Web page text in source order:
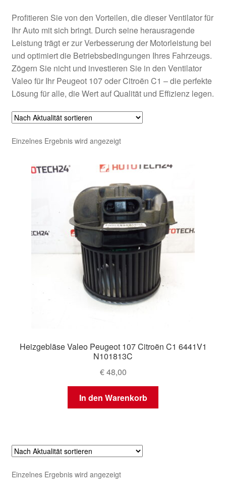
Zahlungen
Profitieren Sie von den Vorteilen, die dieser Ventilator für
Ihr Auto mit sich bringt. Durch seine herausragende
Leistung trägt er zur Verbesserung der Motorleistung bei
und optimiert die Betriebsbedingungen Ihres Fahrzeugs.
Zögern Sie nicht und investieren Sie in den Ventilator
Valeo für Ihr Peugeot 107 oder Citroën C1 – die perfekte
Lösung für alle, die Wert auf Qualität und Effizienz legen.
Einzelnes Ergebnis wird angezeigt
Heizgebläse Valeo Peugeot 107 Citroën C1 6441V1
N101813C
€48,00
In den Warenkorb
Einzelnes Ergebnis wird angezeigt